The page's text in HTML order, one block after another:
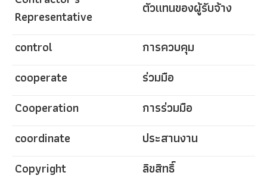
Representative
ตัวแทนของผู้รับจ้าง
control
การควบคุม
cooperate
ร่วมมือ
Cooperation
การร่วมมือ
coordinate
ประสานงาน
Copyright
ลิขสิทธิ์